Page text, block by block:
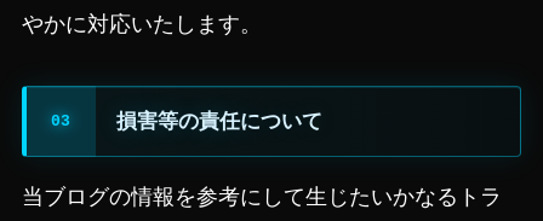
やかに対応いたします。
損害等の責任について
当ブログの情報を参考にして生じたいかなるトラ